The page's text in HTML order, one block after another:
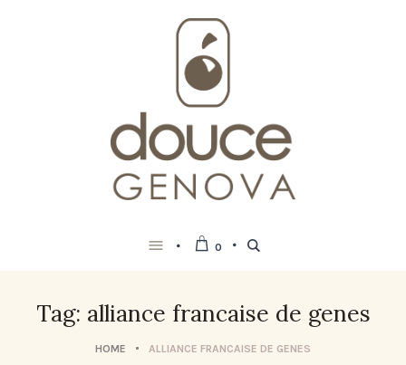
0
Tag: alliance francaise de genes
HOME ALLIANCE FRANCAISE DE GENES